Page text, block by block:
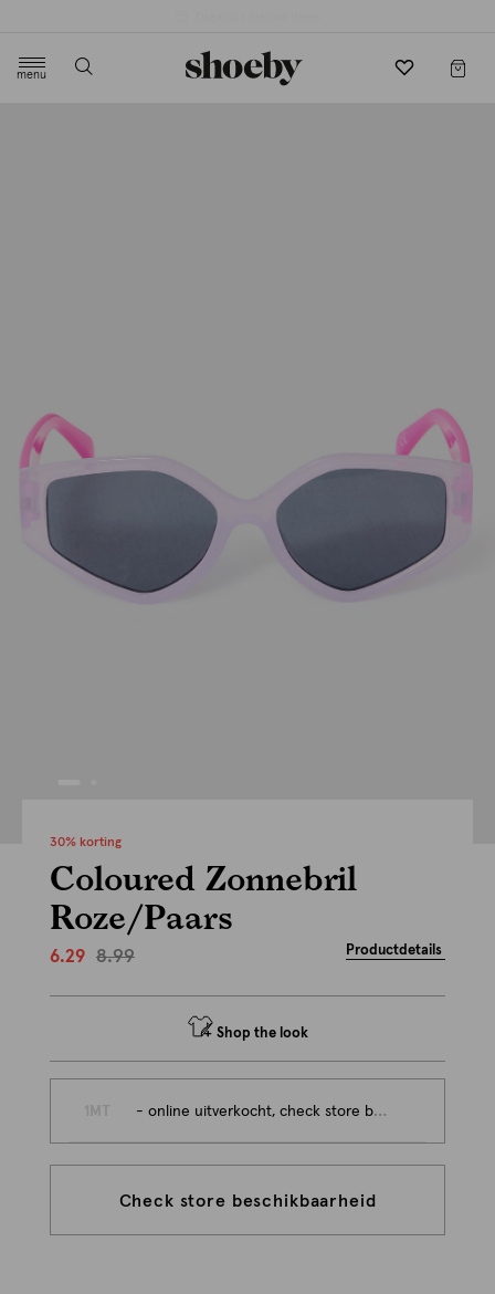
menu
30% korting
Coloured Zonnebril
Roze/Paars
6.29 8.99 Productdetails
Shop the look
- online uitverkocht, check store beschikbaarheid
Check store beschikbaarheid